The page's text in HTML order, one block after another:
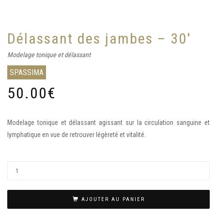
Délassant des jambes – 30′
Modelage tonique et délassant
SPASSIMA
50.00€
Modelage tonique et délassant agissant sur la circulation sanguine et
lymphatique en vue de retrouver légèreté et vitalité.
AJOUTER AU PANIER